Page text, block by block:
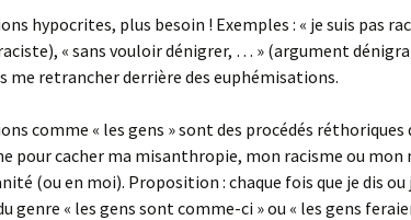
hypocrites, plus besoin ! Exemples : « je suis pas
« sans vouloir dénigrer, … » (argument
me retrancher derrière des euphémisations.
comme « les gens » sont des procédés
pour cacher ma misanthropie, mon racisme ou mon
(ou en moi). Proposition : chaque fois que je dis ou
genre « les gens sont comme-ci » ou « les gens